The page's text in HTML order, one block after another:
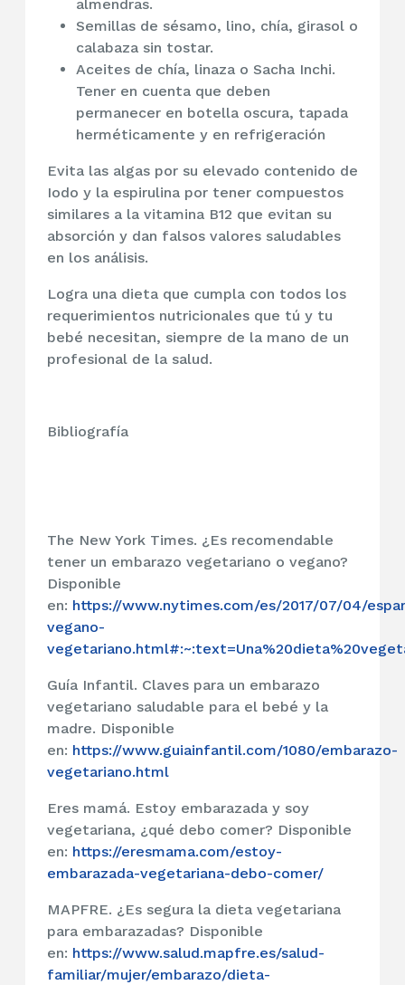
almendras.
Semillas de sésamo, lino, chía, girasol o
calabaza sin tostar.
Aceites de chía, linaza o Sacha Inchi.
Tener en cuenta que deben
permanecer en botella oscura, tapada
herméticamente y en refrigeración
Evita las algas por su elevado contenido de
Iodo y la espirulina por tener compuestos
similares a la vitamina B12 que evitan su
absorción y dan falsos valores saludables
en los análisis.
Logra una dieta que cumpla con todos los
requerimientos nutricionales que tú y tu
bebé necesitan, siempre de la mano de un
profesional de la salud.
Bibliografía
The New York Times. ¿Es recomendable
tener un embarazo vegetariano o vegano?
Disponible
en: https://www.nytimes.com/es/2017/07/04/
vegano-
Guía Infantil. Claves para un embarazo
vegetariano saludable para el bebé y la
madre. Disponible
en: https://www.guiainfantil.com/1080/embarazo-
vegetariano.html
Eres mamá. Estoy embarazada y soy
vegetariana, ¿qué debo comer? Disponible
en: https://eresmama.com/estoy-
embarazada-vegetariana-debo-comer/
MAPFRE. ¿Es segura la dieta vegetariana
para embarazadas? Disponible
en: https://www.salud.mapfre.es/salud-
familiar/mujer/embarazo/dieta-